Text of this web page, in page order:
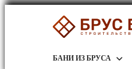
БАНИ ИЗ БРУСА